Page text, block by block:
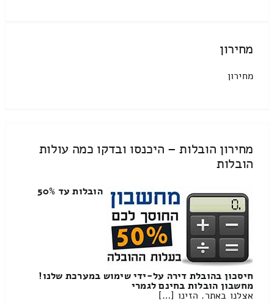
מחירון
מחירון
מחירון הובלות – היכנסו ובדקו כמה עולות
הובלות
הובלות עד 50%
חיסכון בהובלת דירה על-ידי שימוש במערכת שלנו!
מחשבון הובלות בחינם לגמרי
אצלנו באתר. הזינו […]